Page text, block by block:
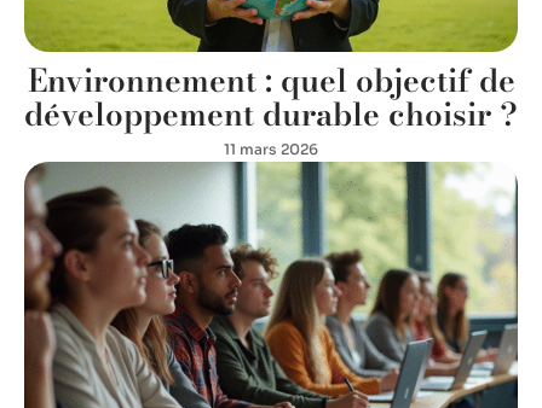
Environnement : quel objectif de
développement durable choisir ?
11 mars 2026